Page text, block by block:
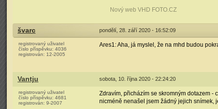
Nový web VHD FOTO.CZ
švarc pondělí, 28. září 2020 - 16:52:09
registrovaný uživatel
číslo příspěvku: 4036
registrován: 12-2005
Ares1: Aha, já myslel, že na mhd budou
Vantju sobota, 10. října 2020 - 22:24:20
registrovaný uživatel
číslo příspěvku: 4681
registrován: 9-2007
Zdravím, přicházím se skromným dotazem -
nicméně nenašel jsem žádný jejich snímek,